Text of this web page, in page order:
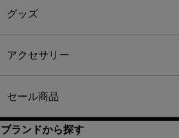
グッズ
アクセサリー
セール商品
ブランドから探す